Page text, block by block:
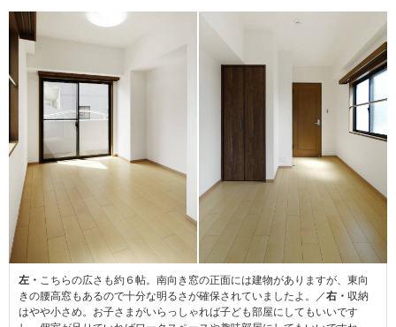
左・ こちらの広さも約６帖。南向き窓の正面には建物がありますが、東向
きの腰高窓もあるので十分な明るさが確保されていましたよ。／右・ 収納
はやや小さめ。お子さまがいらっしゃれば子ども部屋にしてもいいです